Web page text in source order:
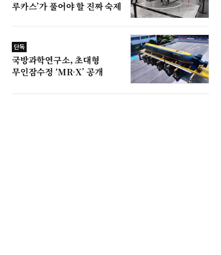
루카스’가 풀어야 할 진짜 숙제
단독
국방과학연구소, 초대형
무인잠수정 ‘MR-X’ 공개